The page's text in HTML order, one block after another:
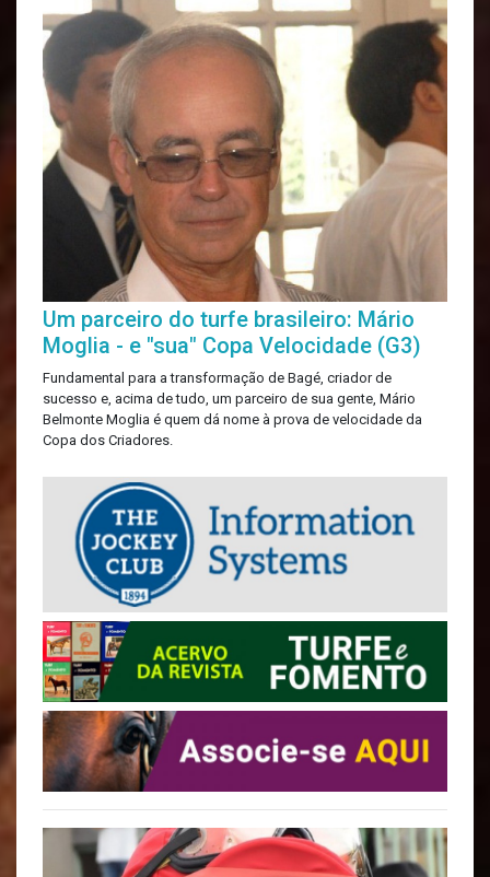
Um parceiro do turfe brasileiro: Mário
Moglia - e "sua" Copa Velocidade (G3)
Fundamental para a transformação de Bagé, criador de
sucesso e, acima de tudo, um parceiro de sua gente, Mário
Belmonte Moglia é quem dá nome à prova de velocidade da
Copa dos Criadores.